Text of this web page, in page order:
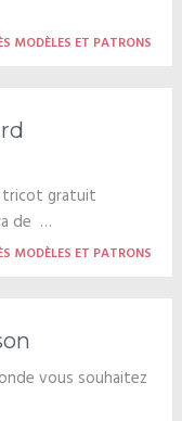
MODÈLES ET PATRONS
tricot gratuit
de …
MODÈLES ET PATRONS
vous souhaitez